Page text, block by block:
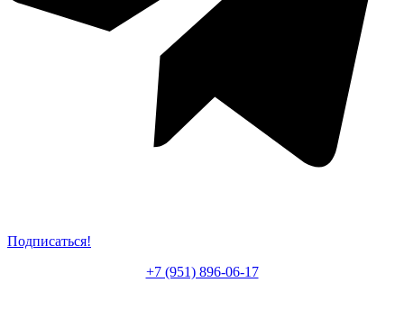
Подписаться!
+7 (951) 896-06-17